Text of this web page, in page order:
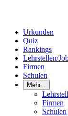
Urkunden
Quiz
Rankings
Lehrstellen/
Firmen
Schulen
Mehr...
Firmen
Schulen